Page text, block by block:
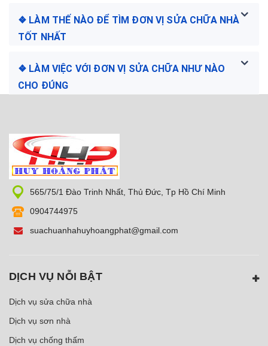
❖ LÀM THẾ NÀO ĐỂ TÌM ĐƠN VỊ SỬA CHỮA NHÀ
TỐT NHẤT
❖ LÀM VIỆC VỚI ĐƠN VỊ SỬA CHỮA NHƯ NÀO
CHO ĐÚNG
565/75/1 Đào Trinh Nhất, Thủ Đức, Tp Hồ Chí Minh
0904744975
suachuanhahuyhoangphat@gmail.com
DỊCH VỤ NỖI BẬT
Dịch vụ sửa chữa nhà
Dịch vụ sơn nhà
Dịch vụ chống thấm